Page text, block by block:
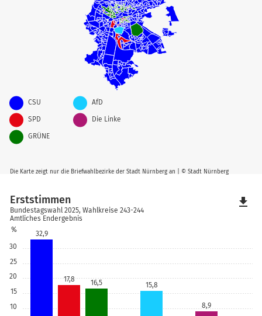
Die Karte zeigt nur die Briefwahlbezirke der Stadt Nürnberg an | © Stadt Nürnberg
CSU
SPD
GRÜNE
AfD
Die Linke
10
15
20
25
30
%
32,9
17,8 16,5 15,8
8,9
Erststimmen
Bundestagswahl 2025, Wahlkreise 243-244
Amtliches Endergebnis
file_download